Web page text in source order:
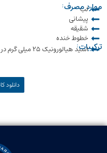
موارد مصرف:
لب
پیشانی
شقیقه
خطوط خنده
ترکیبات:اسید هیالورونیک ۲۵ میلی گرم در هر سی سی
دانلود